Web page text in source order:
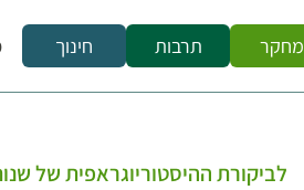
מחקר תרבות חינוך
לביקורת ההיסטוריוגראפית של